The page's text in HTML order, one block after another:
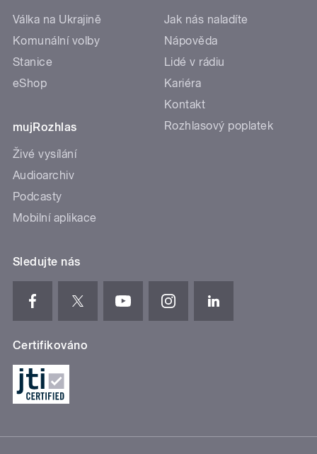
Válka na Ukrajině
Komunální volby
Stanice
eShop
mujRozhlas
Živé vysílání
Audioarchiv
Podcasty
Mobilní aplikace
Jak nás naladíte
Nápověda
Lidé v rádiu
Kariéra
Kontakt
Rozhlasový poplatek
Sledujte nás
Certifikováno